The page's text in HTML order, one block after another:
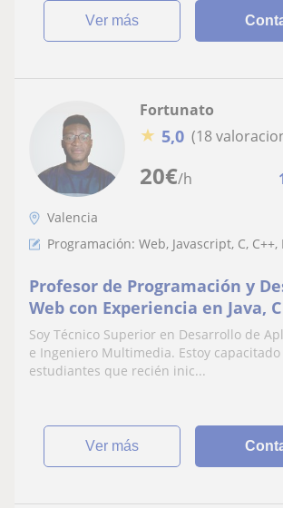
ver más
20€/h
Fortunato
★ 5,0 (18
Valencia
Programación: Web, Javascript, C, C++,
Profesor de Programación y
Web con Experiencia en Java,
CSS3 y JavaScript
Soy Técnico Superior en Desarrollo de
e Ingeniero Multimedia. Estoy
estudiantes que recién inic...
ver más